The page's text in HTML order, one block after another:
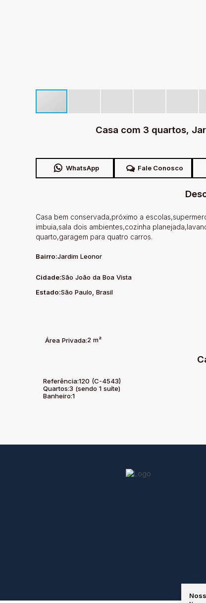
Casa com 3 quartos,
WhatsApp Fale Conosco
Casa bem conservada,próximo a
imbuia,sala dois ambientes,cozinha
quarto,garagem para quatro carros.
Bairro:Jardim Leonor
Cidade:São João da Boa Vista
Estado:São Paulo, Brasil
Área Privada:2 m²
Referência:120 (C-4543)
Quartos:3 (sendo 1 suíte)
Banheiro:1